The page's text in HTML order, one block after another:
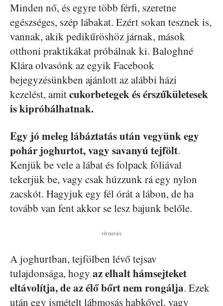
Minden nő, és egyre több férfi, szeretne
egészséges, szép lábakat. Ezért sokan tesznek is,
vannak, akik pedikűröshöz járnak, mások
otthoni praktikákat próbálnak ki. Baloghné
Klára olvasónk az egyik Facebook
bejegyzésünkben ajánlott az alábbi házi
kezelést, amitcukorbetegek és érszűkületesek
is kipróbálhatnak.
Egy jó meleg lábáztatás után vegyünk egy
pohár joghurtot, vagy savanyú tejfölt.
Kenjük be vele a lábat és folpack fóliával
tekerjük be, vagy csak húzzunk rá egy nylon
zacskót. Hagyjuk egy fél órát a lábon, de ha
tovább van fent akkor se lesz bajunk belőle.
Hirdetés
A joghurtban, tejfölben lévő tejsav
tulajdonsága, hogy az elhalt hámsejteket
eltávolítja, de az élő bőrt nem rongálja. Ezek
után egy ismételt lábmosás habkővel, vagy